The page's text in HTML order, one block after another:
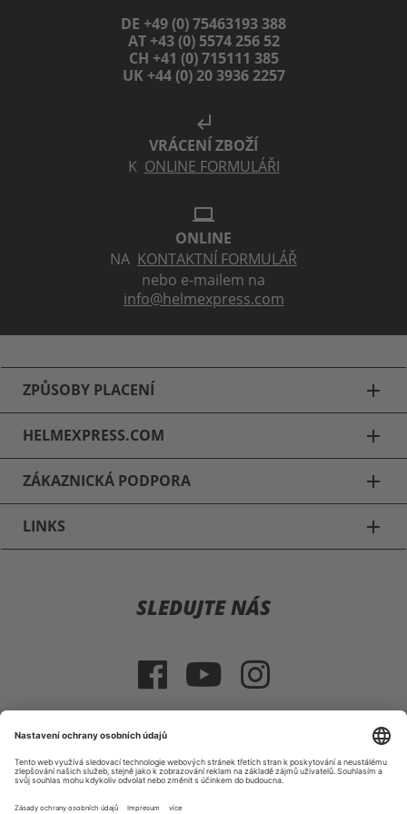
DE +49 (0) 75463193 388
AT +43 (0) 5574 256 52
CH +41 (0) 715111 385
UK +44 (0) 20 3936 2257
subdirectory_arrow_left
VRÁCENÍ ZBOŽÍ
K ONLINE FORMULÁŘI
laptop
ONLINE
NA KONTAKTNÍ FORMULÁŘ
nebo e-mailem na
info@helmexpress.com
ZPŮSOBY PLACENÍ add
HELMEXPRESS.COM add
ZÁKAZNICKÁ PODPORA add
LINKS add
Schuberth S2
HJC R-PHA 10 PLUS
SLEDUJTE NÁS
VÝBĚR ZEMĚ